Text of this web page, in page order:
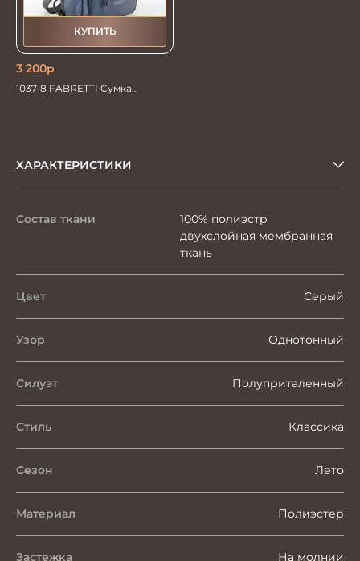
КУПИТЬ
3 200р
1037-8 FABRETTI Сумка
ХАРАКТЕРИСТИКИ
Состав ткани
100% полиэстр
двухслойная мембранная
ткань
Цвет Серый
Узор Однотонный
Силуэт Полуприталенный
Стиль Классика
Сезон Лето
Материал Полиэстер
Застежка На молнии